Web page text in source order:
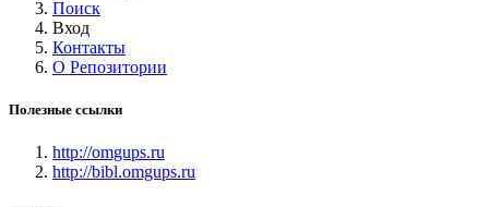
Поиск
Вход
Контакты
О Репозитории
Полезные ссылки
http://omgups.ru
http://bibl.omgups.ru